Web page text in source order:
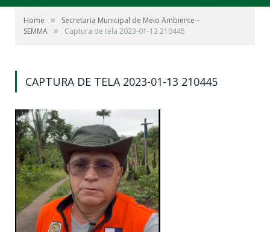
Home »
Secretaria Municipal de Meio Ambiente –
SEMMA » Captura de tela 2023-01-13 210445
CAPTURA DE TELA 2023-01-13 210445